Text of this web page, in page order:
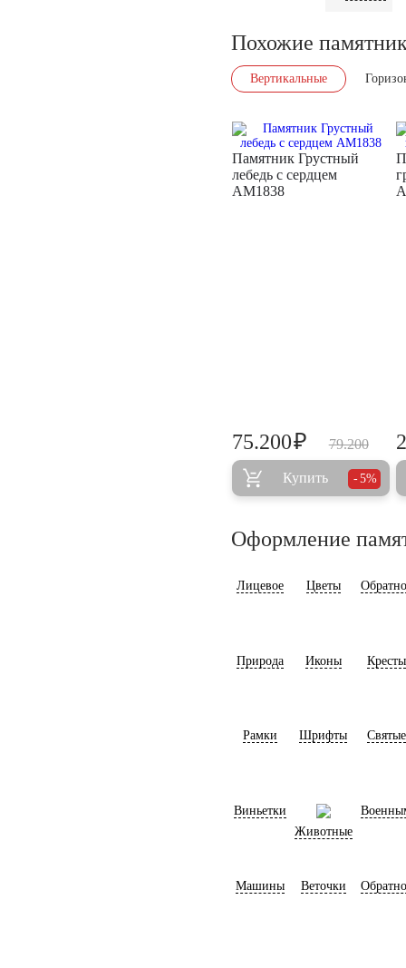
Похожие
Вертикальные
Памятник Грустный
лебедь с сердцем
AM1838
79.200
75.200₽
Купить 5%
Оформление
Лицевое Цветы
Природа Иконы Кресты
Рамки Шрифты Святые
Виньетки
Животные
Машины Веточки